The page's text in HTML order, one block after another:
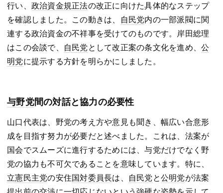
行い、 政治資金規正法の改正に向けた具体的なステップ
を確認しました。この動きは、
自民党内の一部派閥に関
連する政治資金の不祥事を受けてのものです。岸田総理
はこの会談で、
自民党 として改正案の条文化を進め、 公
明党に提示する方針を明らかにしました。
与野党間の対話と協力の必要性
山口代表は、野党の考え方や意見も聞き、幅広い合意形
成を目指す努力が必要だと述べました。これは、法案が
国会でスムーズに進行するためには、与党だけでなく野
党の協力も不可欠であることを意味しています。特に、
立憲民主党の安住国対委員長は、 自民党 と公明党が法案